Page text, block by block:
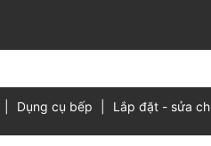
Dụng cụ bếp Lắp đặt - sửa